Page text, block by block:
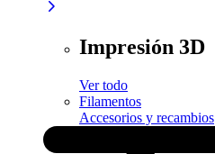
Impresión 3D
Ver todo
Filamentos
Accesorios y recambios